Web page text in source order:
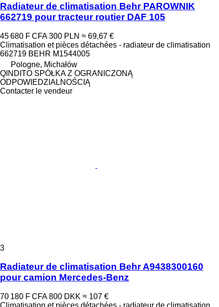
Radiateur de climatisation Behr PAROWNIK
662719 pour tracteur routier DAF 105
45 680 F CFA 300 PLN ≈ 69,67 €
Climatisation et pièces détachées - radiateur de climatisation
662719 BEHR M1544005
Pologne, Michałów
QINDITO SPÓŁKA Z OGRANICZONĄ
ODPOWIEDZIALNOŚCIĄ
Contacter le vendeur
3
Radiateur de climatisation Behr A9438300160
pour camion Mercedes-Benz
70 180 F CFA 800 DKK ≈ 107 €
Climatisation et pièces détachées - radiateur de climatisation